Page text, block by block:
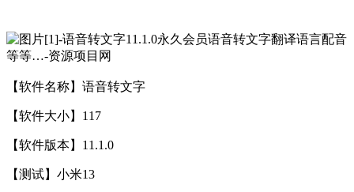
【软件名称】语音转文字
【软件大小】117
【软件版本】11.1.0
【测试】小米13